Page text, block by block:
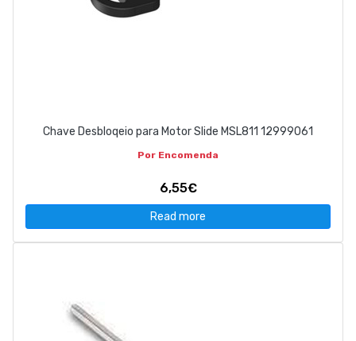
Chave Desbloqeio para Motor Slide MSL811 12999061
Por Encomenda
6,55€
Read more